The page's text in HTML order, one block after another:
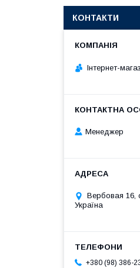
КОНТАКТИ
Інтернет-
Менеджер
Вербовая 16,
Україна
+380 (98) 386-